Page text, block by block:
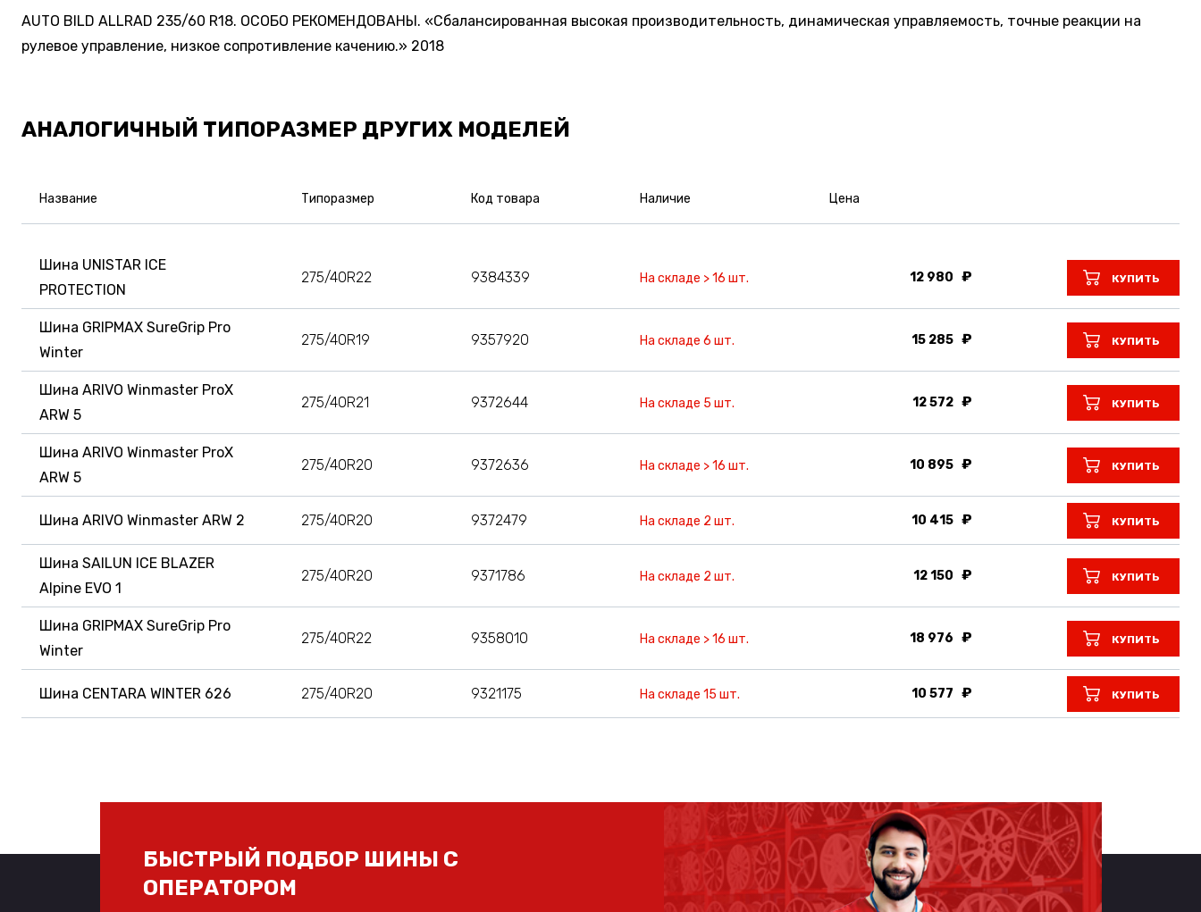
AUTO BILD ALLRAD 235/60 R18. ОСОБО РЕКОМЕНДОВАНЫ. «Сбалансированная высокая производительность, динамическая управляемость, точные реакции на
рулевое управление, низкое сопротивление качению.» 2018
АНАЛОГИЧНЫЙ ТИПОРАЗМЕР ДРУГИХ МОДЕЛЕЙ
Название Типоразмер Код товара Наличие Цена
Шина UNISTAR ICE
PROTECTION
275/40R22 9384339 На складе > 16 шт. 12 980 КУПИТЬ
Шина GRIPMAX SureGrip Pro
Winter
275/40R19 9357920 На складе 6 шт. 15 285 КУПИТЬ
Шина ARIVO Winmaster ProX
ARW 5
275/40R21 9372644 На складе 5 шт. 12 572 КУПИТЬ
Шина ARIVO Winmaster ProX
ARW 5
275/40R20 9372636 На складе > 16 шт. 10 895 КУПИТЬ
Шина ARIVO Winmaster ARW 2 275/40R20 9372479 На складе 2 шт. 10 415 КУПИТЬ
Шина SAILUN ICE BLAZER
Alpine EVO 1
275/40R20 9371786 На складе 2 шт. 12 150 КУПИТЬ
Шина GRIPMAX SureGrip Pro
Winter
275/40R22 9358010 На складе > 16 шт. 18 976 КУПИТЬ
Шина CENTARA WINTER 626 275/40R20 9321175 На складе 15 шт. 10 577 КУПИТЬ
БЫСТРЫЙ ПОДБОР ШИНЫ С
ОПЕРАТОРОМ